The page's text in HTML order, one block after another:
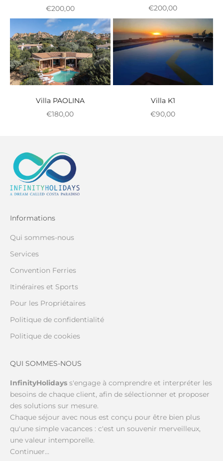
Prix réduit
€200,00
Prix réduit
€200,00
Villa PAOLINA
Prix réduit
€180,00
Villa K1
Prix réduit
€90,00
Informations
Qui sommes-nous
Services
Convention Ferries
Itinéraires et Sports
Pour les Propriétaires
Politique de confidentialité
Politique de cookies
QUI SOMMES-NOUS
InfinityHolidays s'engage à comprendre et interpréter les
besoins de chaque client, afin de sélectionner et proposer
des solutions sur mesure.
Chaque séjour avec nous est conçu pour être bien plus
qu'une simple vacances : c'est un souvenir merveilleux,
une valeur intemporelle.
Continuer...